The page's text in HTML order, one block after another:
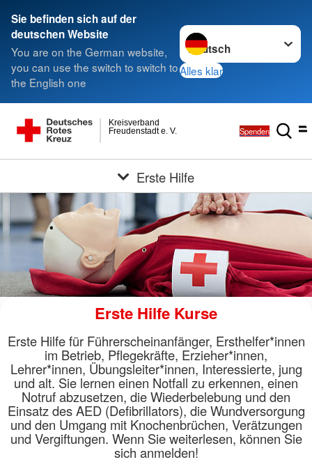
Sie befinden sich auf der
deutschen Website
You are on the German website,
you can use the switch to switch to
the English one
Sprache wechseln zu
Alles klar
Freudenstadt e. V.
Kreisverband
Spenden
Erste Hilfe
Erste Hilfe Kurse
Erste Hilfe für Führerscheinanfänger, Ersthelfer*innen
im Betrieb, Pflegekräfte, Erzieher*innen,
Lehrer*innen, Übungsleiter*innen, Interessierte, jung
und alt. Sie lernen einen Notfall zu erkennen, einen
Notruf abzusetzen, die Wiederbelebung und den
Einsatz des AED (Defibrillators), die Wundversorgung
und den Umgang mit Knochenbrüchen, Verätzungen
und Vergiftungen. Wenn Sie weiterlesen, können Sie
sich anmelden!